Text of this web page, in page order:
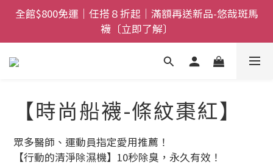
全館$800免運｜任搭８折起｜滿額再送新品-悠哉斑馬
襪〔立即了解〕
襪〔立即了解〕
情人節獻禮｜sNug愛心禮盒甜蜜登場！把舒適與心意
一起送出〔馬上了解〕
一次備好〔馬上了解〕
襪〔立即了解〕
【時尚船襪-條紋棗紅】
眾多醫師、運動員指定愛用推薦！
【行動的清淨除濕機】10秒除臭，永久有效！